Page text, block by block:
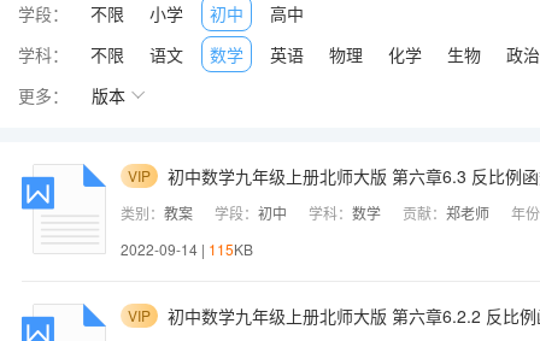
学段：
不限 小学 初中
高中
学科：
不限 语文 数学 英语 物理 化学 生物
政治
更多：
版本
VIP 初中数学九年级上册北师大版 第六章6.3 反比例
类别： 教案 学段： 初中 学科： 数学 贡献： 郑老师
年
2022-09-14 | 115KB
VIP 初中数学九年级上册北师大版 第六章6.2.2 反比